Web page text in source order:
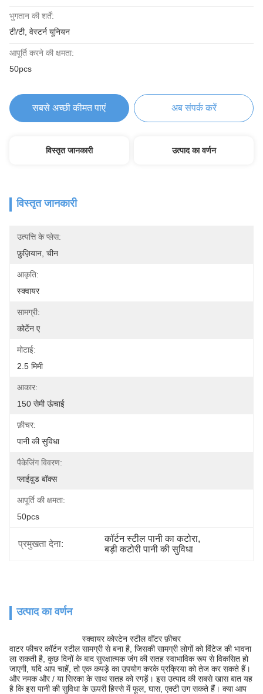
भुगतान की शर्तें:
टी/टी, वेस्टर्न यूनियन
आपूर्ति करने की क्षमता:
50pcs
सबसे अच्छी कीमत पाएं अब संपर्क करें
विस्तृत जानकारी उत्पाद का वर्णन
विस्तृत जानकारी
उत्पत्ति के प्लेस:
फ़ुज़ियान, चीन
आकृति:
स्क्वायर
सामग्री:
कोर्टेन ए
मोटाई:
2.5 मिमी
आकार:
150 सेमी ऊंचाई
फ़ीचर:
पानी की सुविधा
पैकेजिंग विवरण:
प्लाईवुड बॉक्स
आपूर्ति की क्षमता:
50pcs
प्रमुखता देना:
कॉर्टन स्टील पानी का कटोरा,
बड़ी कटोरी पानी की सुविधा
उत्पाद का वर्णन
स्क्वायर कोरटेन स्टील वॉटर फ़ीचर
वाटर फीचर कॉर्टन स्टील सामग्री से बना है, जिसकी सामग्री लोगों को विंटेज की भावना
ला सकती है, कुछ दिनों के बाद सुरक्षात्मक जंग की सतह स्वाभाविक रूप से विकसित हो
जाएगी, यदि आप चाहें, तो एक कपड़े का उपयोग करके प्रक्रिया को तेज कर सकते हैं।
और नमक और / या सिरका के साथ सतह को रगड़ें। इस उत्पाद की सबसे खास बात यह
है कि इस पानी की सुविधा के ऊपरी हिस्से में फूल, घास, एक्टी उग सकते हैं। क्या आप